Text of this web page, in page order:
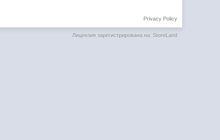
Privacy Policy
Лицензия зарегистрирована на: StoreLand